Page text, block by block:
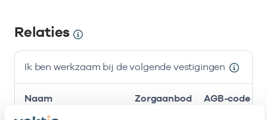
Relaties
Ik ben werkzaam bij de volgende vestigingen
Naam Zorgaanbod AGB-code